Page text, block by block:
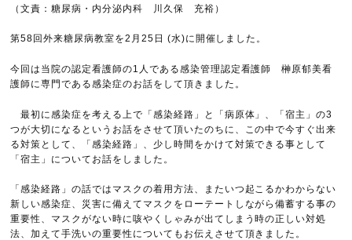
（文責：糖尿病・内分泌内科 川久保 充裕）
第58回外来糖尿病教室を2月25日 (水)に開催しました。
今回は当院の認定看護師の1人である感染管理認定看護師 榊原郁美看
護師に専門である感染症のお話をして頂きました。
最初に感染症を考える上で「感染経路」と「病原体」、「宿主」の3
つが大切になるというお話をさせて頂いたのちに、この中で今すぐ出来
る対策として、「感染経路」、少し時間をかけて対策できる事として
「宿主」についてお話をしました。
「感染経路」の話ではマスクの着用方法、またいつ起こるかわからない
新しい感染症、災害に備えてマスクをローテートしながら備蓄する事の
重要性、マスクがない時に咳やくしゃみが出てしまう時の正しい対処
法、加えて手洗いの重要性についてもお伝えさせて頂きました。